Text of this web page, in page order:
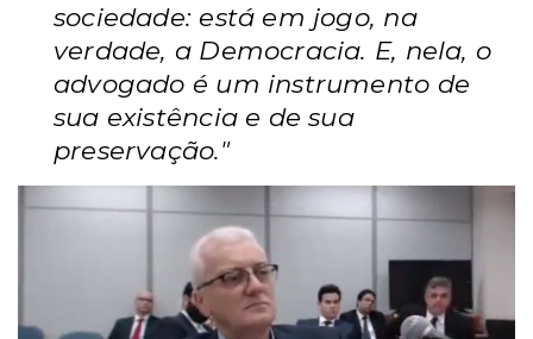
sociedade: está em jogo, na
verdade, a Democracia. E, nela, o
advogado é um instrumento de
sua existência e de sua
preservação."